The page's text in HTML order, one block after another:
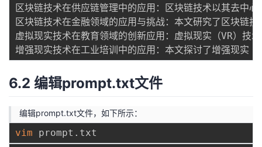
区块链技术在供应链管理中的应用：区块链技术以其去中
区块链技术在金融领域的应用与挑战：本文研究了区块链
虚拟现实技术在教育领域的创新应用：虚拟现实（VR）技
6.2 编辑prompt.txt文件
编辑prompt.txt文件，如下所示：
vim